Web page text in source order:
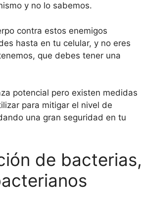
y no lo sabemos.
contra estos enemigos
hasta en tu celular, y no eres
que debes tener una
potencial pero existen medidas
para mitigar el nivel de
una gran seguridad en tu
de bacterias,